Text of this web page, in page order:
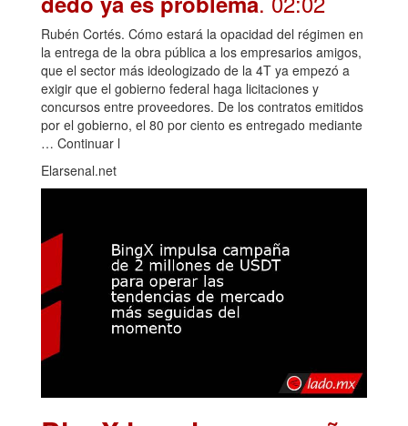
Rubén Cortés. Cómo estará la opacidad del régimen en
la entrega de la obra pública a los empresarios amigos,
que el sector más ideologizado de la 4T ya empezó a
exigir que el gobierno federal haga licitaciones y
concursos entre proveedores. De los contratos emitidos
por el gobierno, el 80 por ciento es entregado mediante
… Continuar l
Elarsenal.net